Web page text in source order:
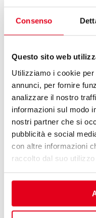
Consenso
Questo sito web
Utilizziamo i cookie
annunci, per fornire
analizzare il nostro
informazioni sul modo
nostri partner che si
pubblicità e social
con altre informazioni
raccolto dal suo
Améliorer la
laisse aucune place